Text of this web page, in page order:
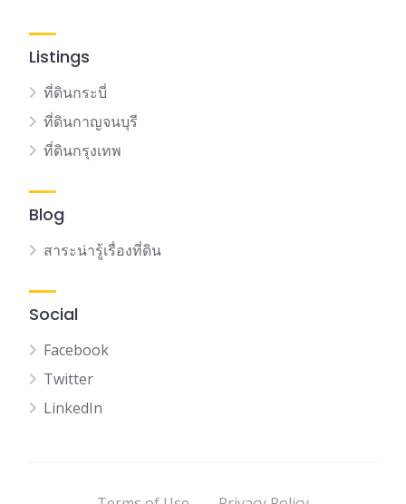
Listings
ที่ดินกระบี่
ที่ดินกาญจนบุรี
ที่ดินกรุงเทพ
Blog
สาระน่ารู้เรื่องที่ดิน
Social
Facebook
Twitter
LinkedIn